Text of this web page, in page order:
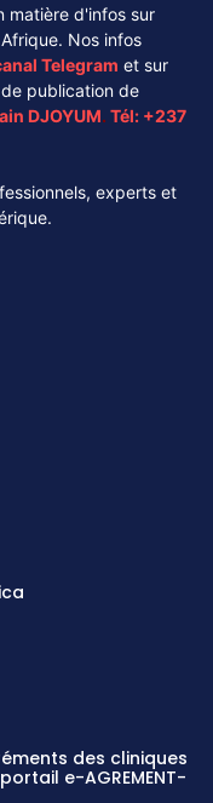
matière d'infos sur
Nos infos
Telegram et sur
publication de
DJOYUM. Tél: +237
experts et
des cliniques
e-AGREMENT-